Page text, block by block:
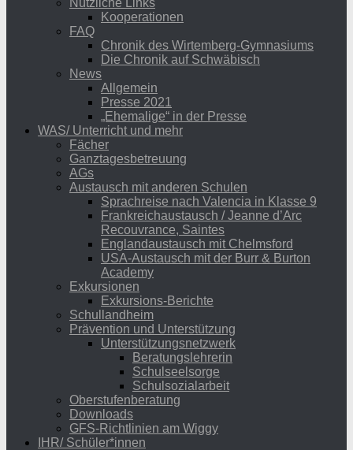
Nützliche Links
Kooperationen
FAQ
Chronik des Wirtemberg-Gymnasiums
Die Chronik auf Schwäbisch
News
Allgemein
Presse 2021
„Ehemalige“ in der Presse
WAS/ Unterricht und mehr
Fächer
Ganztagesbetreuung
AGs
Austausch mit anderen Schulen
Sprachreise nach Valencia in Klasse 9
Frankreichaustausch / Jeanne d’Arc
Recouvrance, Saintes
Englandaustausch mit Chelmsford
USA-Austausch mit der Burr & Burton
Academy
Exkursionen
Exkursions-Berichte
Schullandheim
Prävention und Unterstützung
Unterstützungsnetzwerk
Beratungslehrerin
Schulseelsorge
Schulsozialarbeit
Oberstufenberatung
Downloads
GFS-Richtlinien am Wiggy
IHR/ Schüler*innen